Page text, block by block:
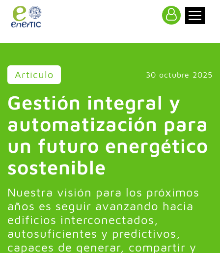
Articulo 30 octubre 2025
Gestión integral y
automatización para
un futuro energético
sostenible
Nuestra visión para los próximos
años es seguir avanzando hacia
edificios interconectados,
autosuficientes y predictivos,
capaces de generar, compartir y